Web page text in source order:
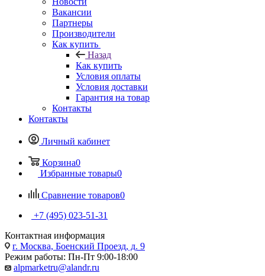
Вакансии
Партнеры
Производители
Как купить
Назад
Как купить
Условия оплаты
Условия доставки
Гарантия на товар
Контакты
Контакты
Личный кабинет
Корзина0
Избранные товары0
Сравнение товаров0
+7 (495) 023-51-31
Контактная информация
г. Москва, Боенский Проезд, д. 9
Режим работы: Пн-Пт 9:00-18:00
alpmarketru@alandr.ru